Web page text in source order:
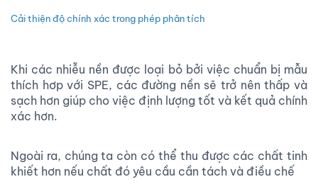
Cải thiện độ chính xác trong phép phân tích
Khi các nhiễu nền được loại bỏ bởi việc chuẩn bị mẫu
thích hơp với SPE, các đường nền sẽ trở nên thấp và
sạch hơn giúp cho việc định lượng tốt và kết quả chính
xác hơn.
Ngoài ra, chúng ta còn có thể thu được các chất tinh
khiết hơn nếu chất đó yêu cầu cần tách và điều chế